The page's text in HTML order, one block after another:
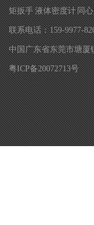
矩扳手 液体密度计 同
联系电话：159-9977-
中国广东省东莞市塘厦
粤ICP备20072713号